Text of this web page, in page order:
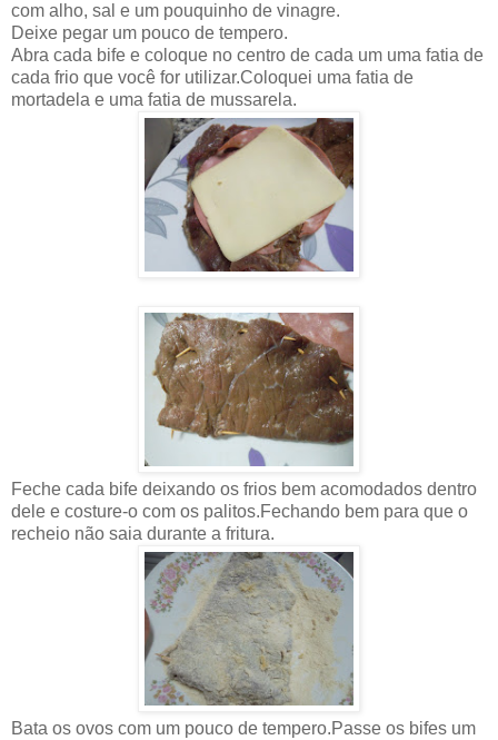
com alho, sal e um pouquinho de vinagre.
Deixe pegar um pouco de tempero.
Abra cada bife e coloque no centro de cada um uma fatia de
cada frio que você for utilizar.Coloquei uma fatia de
mortadela e uma fatia de mussarela.
Feche cada bife deixando os frios bem acomodados dentro
dele e costure-o com os palitos.Fechando bem para que o
recheio não saia durante a fritura.
Bata os ovos com um pouco de tempero.Passe os bifes um